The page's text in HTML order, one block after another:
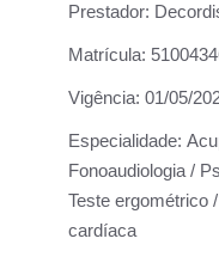
Prestador:
Matrícula:
Vigência: 01/05/
Especialidade:
Fonoaudiologia /
Teste ergométrico
cardíaca